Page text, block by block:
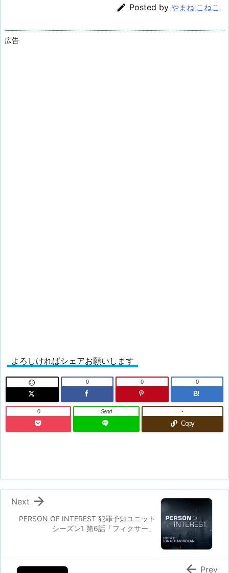
 Posted by やまね こねこ
広告
よろしければシェアお願いします
 0 0
B!
0
0 Send
Copy
-
PERSON OF INTEREST 犯罪予知ユニット
シーズン1 第6話「フィクサー」

Next
 Prev